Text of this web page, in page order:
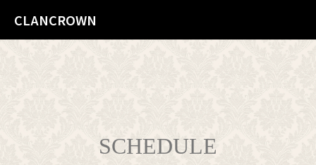
CLANCROWN
SCHEDULE